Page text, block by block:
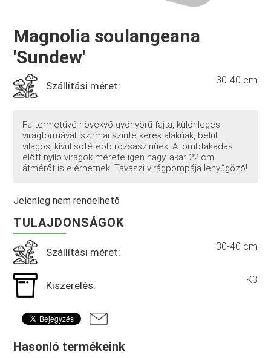
Magnolia soulangeana
'Sundew'
Szállítási méret: 30-40 cm
Fa termetűvé növekvő gyönyörű fajta, különleges
virágformával: szirmai szinte kerek alakúak, belül
világos, kívül sötétebb rózsaszínűek! A lombfakadás
előtt nyíló virágok mérete igen nagy, akár 22 cm
átmérőt is elérhetnek! Tavaszi virágpompája lenyűgöző!
Jelenleg nem rendelhető
TULAJDONSÁGOK
Szállítási méret: 30-40 cm
Kiszerelés: K3
Hasonló termékeink